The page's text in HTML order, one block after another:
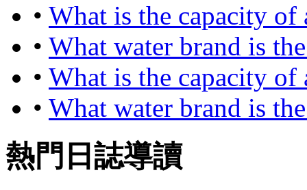
• What is the capacity of
• What water brand is
• What is the capacity of
• What water brand is
熱門日誌導讀